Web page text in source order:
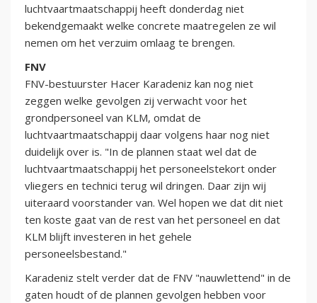
luchtvaartmaatschappij heeft donderdag niet
bekendgemaakt welke concrete maatregelen ze wil
nemen om het verzuim omlaag te brengen.
FNV
FNV-bestuurster Hacer Karadeniz kan nog niet
zeggen welke gevolgen zij verwacht voor het
grondpersoneel van KLM, omdat de
luchtvaartmaatschappij daar volgens haar nog niet
duidelijk over is. "In de plannen staat wel dat de
luchtvaartmaatschappij het personeelstekort onder
vliegers en technici terug wil dringen. Daar zijn wij
uiteraard voorstander van. Wel hopen we dat dit niet
ten koste gaat van de rest van het personeel en dat
KLM blijft investeren in het gehele
personeelsbestand."
Karadeniz stelt verder dat de FNV "nauwlettend" in de
gaten houdt of de plannen gevolgen hebben voor